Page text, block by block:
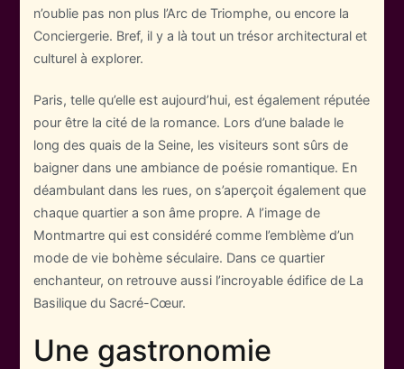
n’oublie pas non plus l’Arc de Triomphe, ou encore la
Conciergerie. Bref, il y a là tout un trésor architectural et
culturel à explorer.
Paris, telle qu’elle est aujourd’hui, est également réputée
pour être la cité de la romance. Lors d’une balade le
long des quais de la Seine, les visiteurs sont sûrs de
baigner dans une ambiance de poésie romantique. En
déambulant dans les rues, on s’aperçoit également que
chaque quartier a son âme propre. A l’image de
Montmartre qui est considéré comme l’emblème d’un
mode de vie bohème séculaire. Dans ce quartier
enchanteur, on retrouve aussi l’incroyable édifice de La
Basilique du Sacré-Cœur.
Une gastronomie